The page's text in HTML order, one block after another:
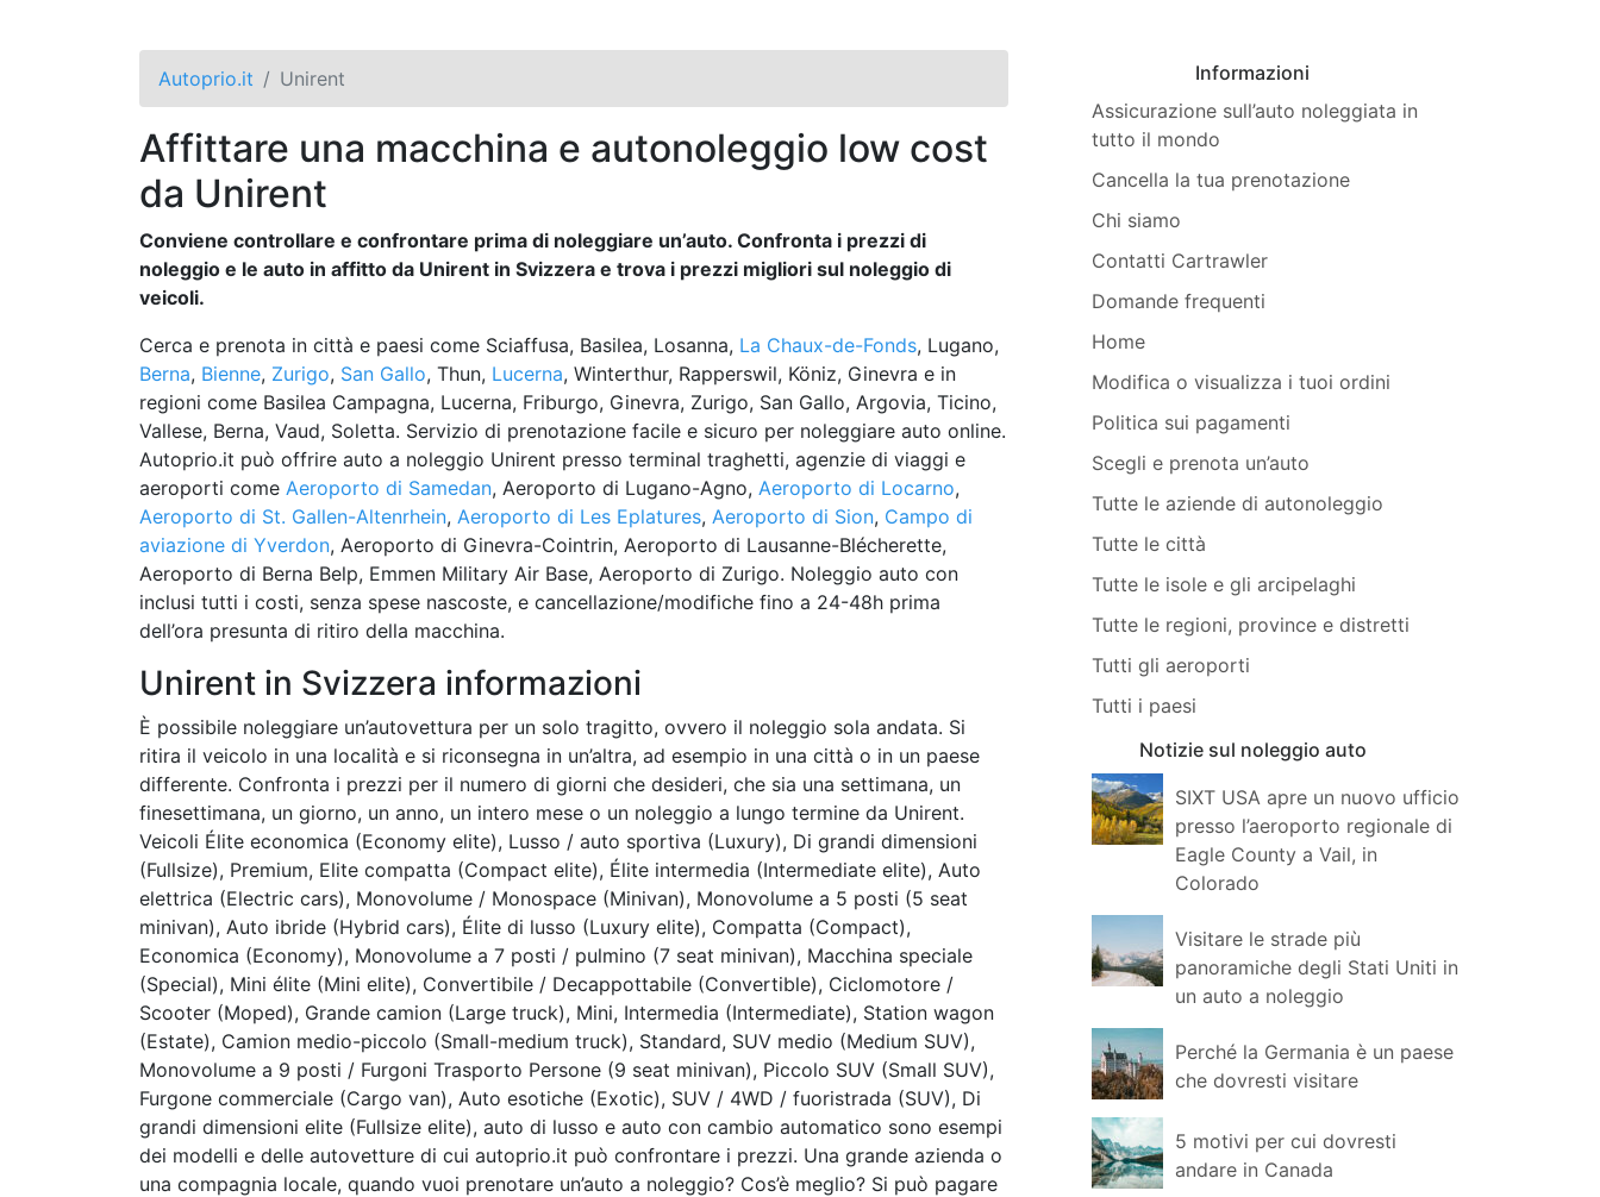
Autoprio.it Unirent
Affittare una macchina e autonoleggio low cost
da Unirent
Conviene controllare e confrontare prima di noleggiare un’auto. Confronta i prezzi di
noleggio e le auto in affitto da Unirent in Svizzera e trova i prezzi migliori sul noleggio di
veicoli.
Cerca e prenota in città e paesi come Sciaffusa, Basilea, Losanna, La Chaux-de-Fonds, Lugano,
Berna, Bienne, Zurigo, San Gallo, Thun, Lucerna, Winterthur, Rapperswil, Köniz, Ginevra e in
regioni come Basilea Campagna, Lucerna, Friburgo, Ginevra, Zurigo, San Gallo, Argovia, Ticino,
Vallese, Berna, Vaud, Soletta. Servizio di prenotazione facile e sicuro per noleggiare auto online.
Autoprio.it può offrire auto a noleggio Unirent presso terminal traghetti, agenzie di viaggi e
aeroporti come Aeroporto di Samedan, Aeroporto di Lugano-Agno, Aeroporto di Locarno,
Aeroporto di St. Gallen-Altenrhein, Aeroporto di Les Eplatures, Aeroporto di Sion, Campo di
aviazione di Yverdon, Aeroporto di Ginevra-Cointrin, Aeroporto di Lausanne-Blécherette,
Aeroporto di Berna Belp, Emmen Military Air Base, Aeroporto di Zurigo. Noleggio auto con
inclusi tutti i costi, senza spese nascoste, e cancellazione/modifiche fino a 24-48h prima
dell’ora presunta di ritiro della macchina.
Unirent in Svizzera informazioni
È possibile noleggiare un’autovettura per un solo tragitto, ovvero il noleggio sola andata. Si
ritira il veicolo in una località e si riconsegna in un’altra, ad esempio in una città o in un paese
differente. Confronta i prezzi per il numero di giorni che desideri, che sia una settimana, un
finesettimana, un giorno, un anno, un intero mese o un noleggio a lungo termine da Unirent.
Veicoli Élite economica (Economy elite), Lusso / auto sportiva (Luxury), Di grandi dimensioni
(Fullsize), Premium, Elite compatta (Compact elite), Élite intermedia (Intermediate elite), Auto
elettrica (Electric cars), Monovolume / Monospace (Minivan), Monovolume a 5 posti (5 seat
minivan), Auto ibride (Hybrid cars), Élite di lusso (Luxury elite), Compatta (Compact),
Economica (Economy), Monovolume a 7 posti / pulmino (7 seat minivan), Macchina speciale
(Special), Mini élite (Mini elite), Convertibile / Decappottabile (Convertible), Ciclomotore /
Scooter (Moped), Grande camion (Large truck), Mini, Intermedia (Intermediate), Station wagon
(Estate), Camion medio-piccolo (Small-medium truck), Standard, SUV medio (Medium SUV),
Monovolume a 9 posti / Furgoni Trasporto Persone (9 seat minivan), Piccolo SUV (Small SUV),
Furgone commerciale (Cargo van), Auto esotiche (Exotic), SUV / 4WD / fuoristrada (SUV), Di
grandi dimensioni elite (Fullsize elite), auto di lusso e auto con cambio automatico sono esempi
dei modelli e delle autovetture di cui autoprio.it può confrontare i prezzi. Una grande azienda o
una compagnia locale, quando vuoi prenotare un’auto a noleggio? Cos’è meglio? Si può pagare
Informazioni
Assicurazione sull’auto noleggiata in
tutto il mondo
Cancella la tua prenotazione
Chi siamo
Contatti Cartrawler
Domande frequenti
Home
Modifica o visualizza i tuoi ordini
Politica sui pagamenti
Scegli e prenota un’auto
Tutte le aziende di autonoleggio
Tutte le città
Tutte le isole e gli arcipelaghi
Tutte le regioni, province e distretti
Tutti gli aeroporti
Tutti i paesi
Notizie sul noleggio auto
SIXT USA apre un nuovo ufficio
presso l’aeroporto regionale di
Eagle County a Vail, in
Colorado
Visitare le strade più
panoramiche degli Stati Uniti in
un auto a noleggio
Perché la Germania è un paese
che dovresti visitare
5 motivi per cui dovresti
andare in Canada